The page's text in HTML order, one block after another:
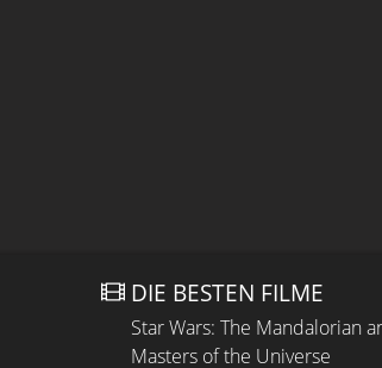
DIE BESTEN FILME
Star Wars: The Mandalorian
Masters of the Universe